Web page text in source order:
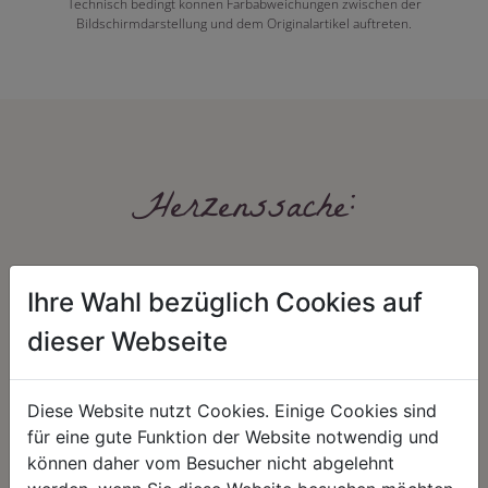
Technisch bedingt können Farbabweichungen zwischen der
Bildschirmdarstellung und dem Originalartikel auftreten.
Herzenssache:
HARMONIE
Unser Sortiment steht für ein
positives Lebensgefühl. Wir
FAIRNESS
Nicht immer ist der günstigste Preis
auch ein guter Preis. Wir handeln
Ihre Wahl bezüglich Cookies auf
dieser Webseite
Diese Website nutzt Cookies. Einige Cookies sind
für eine gute Funktion der Website notwendig und
können daher vom Besucher nicht abgelehnt